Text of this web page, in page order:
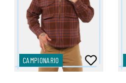
CAMPIONARIO